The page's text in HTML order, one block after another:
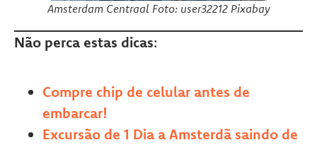
Amsterdam Centraal Foto: user32212 Pixabay
Não perca estas dicas:
Compre chip de celular antes de
embarcar!
Excursão de 1 Dia a Amsterdã saindo de